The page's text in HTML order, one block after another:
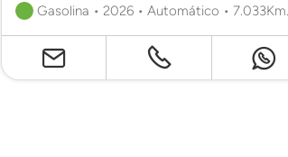
Gasolina • 2026 • Automático • 7.033Km.